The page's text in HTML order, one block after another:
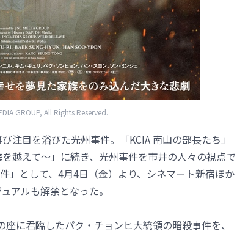
GROUP, All Rights Reserved.
注目を浴びた光州事件。「KCIA 南山の部長たち」
越えて～」に続き、光州事件を市井の人々の視点で
」として、4月4日（金）より、シネマート新宿ほか
アルも解禁となった。
座に君臨したパク・チョンヒ大統領の暗殺事件を、